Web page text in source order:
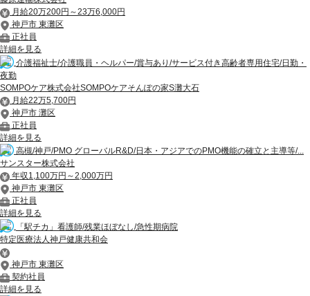
月給20万200円～23万6,000円
神戸市 東灘区
正社員
詳細を見る
介護福祉士/介護職員・ヘルパー/賞与あり/サービス付き高齢者専用住宅/日勤・
夜勤
SOMPOケア株式会社SOMPOケアそんぽの家S灘大石
月給22万5,700円
神戸市 灘区
正社員
詳細を見る
高槻/神戸/PMO グローバルR&D/日本・アジアでのPMO機能の確立と主導等/...
サンスター株式会社
年収1,100万円～2,000万円
神戸市 東灘区
正社員
詳細を見る
「駅チカ」看護師/残業ほぼなし/急性期病院
特定医療法人神戸健康共和会
神戸市 東灘区
契約社員
詳細を見る